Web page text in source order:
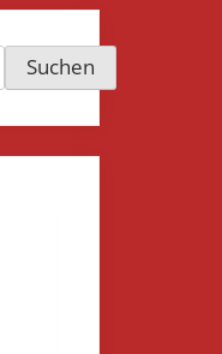
Suchen